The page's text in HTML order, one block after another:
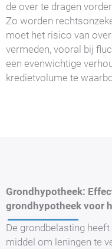
de over te dragen
Zo worden
moet het risico van
vermeden, vooral bij
een evenwichtige
kredietvolume te
Grondhypotheek:
grondhypotheek voor
De grondbelasting
middel om leningen te